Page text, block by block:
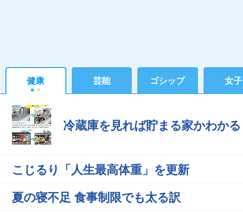
健康 芸能 ゴシップ 女子
冷蔵庫を見れば貯まる家かわかる
こじるり「人生最高体重」を更新
夏の寝不足 食事制限でも太る訳